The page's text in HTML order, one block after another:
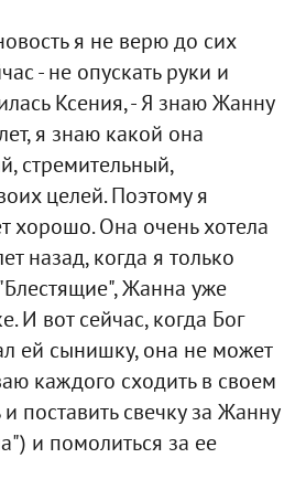
я не верю до сих
- не опускать руки и
Ксения, - Я знаю Жанну
я знаю какой она
стремительный,
целей. Поэтому я
хорошо. Она очень хотела
назад, когда я только
Жанна уже
И вот сейчас, когда Бог
ей сынишку, она не может
каждого сходить в своем
поставить свечку за Жанну
и помолиться за ее